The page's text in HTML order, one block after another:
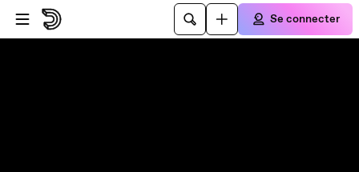
Passer au player
Passer au contenu principal
Se connecter